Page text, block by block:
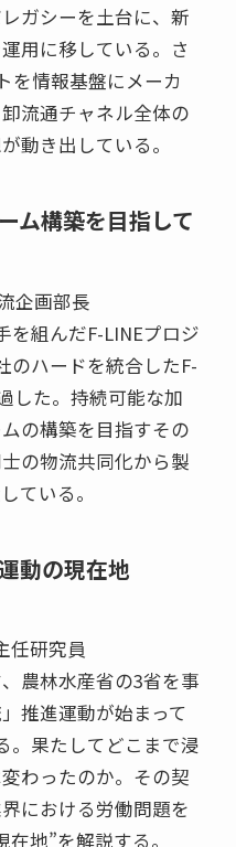
ガシーを土台に、新
用に移している。さ
を情報基盤にメーカ
流通チャネル全体の
動き出している。
ム構築を目指して
企画部長
組んだF-LINEプロジ
のハードを統合したF-
した。持続可能な加
の構築を目指すその
の物流共同化から製
ている。
動の現在地
任研究員
農林水産省の3省を事
推進運動が始まって
。果たしてどこまで浸
わったのか。その契
における労働問題を
地”を解説する。